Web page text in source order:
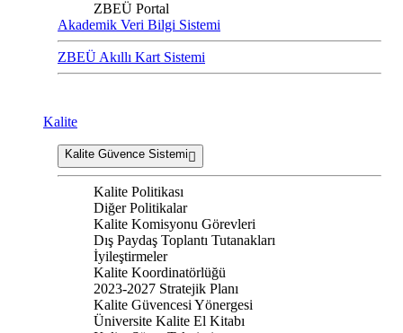
ZBEÜ Portal
Akademik Veri Bilgi Sistemi
ZBEÜ Akıllı Kart Sistemi
Kalite
Kalite Güvence Sistemi
Kalite Politikası
Diğer Politikalar
Kalite Komisyonu Görevleri
Dış Paydaş Toplantı Tutanakları
İyileştirmeler
Kalite Koordinatörlüğü
2023-2027 Stratejik Planı
Kalite Güvencesi Yönergesi
Üniversite Kalite El Kitabı